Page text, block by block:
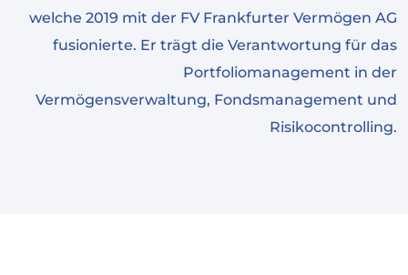
welche 2019 mit der FV Frankfurter Vermögen AG
fusionierte. Er trägt die Verantwortung für das
Portfoliomanagement in der
Vermögensverwaltung, Fondsmanagement und
Risikocontrolling.